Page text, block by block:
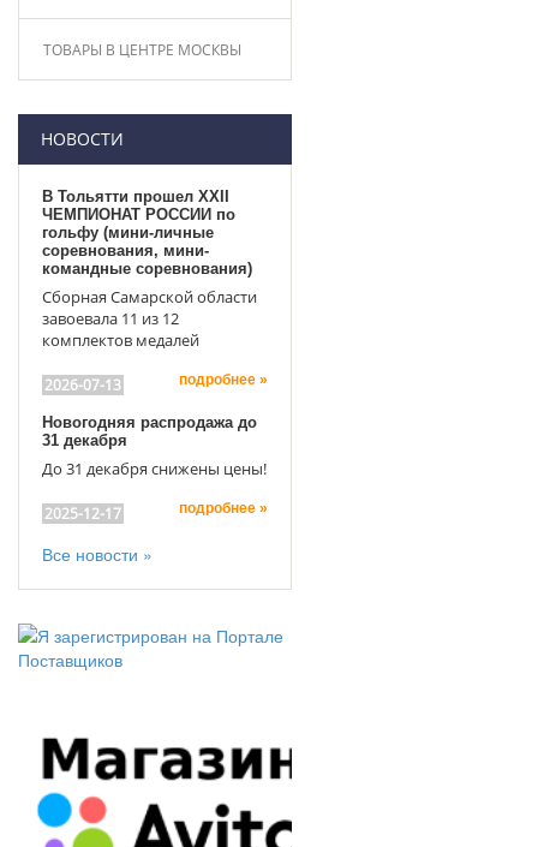
ТОВАРЫ В ЦЕНТРЕ МОСКВЫ
НОВОСТИ
В Тольятти прошел XXII
ЧЕМПИОНАТ РОССИИ по
гольфу (мини-личные
соревнования, мини-
командные соревнования)
Сборная Самарской области
завоевала 11 из 12
комплектов медалей
2026-07-13 подробнее »
Новогодняя распродажа до
31 декабря
До 31 декабря снижены цены!
2025-12-17 подробнее »
Все новости »